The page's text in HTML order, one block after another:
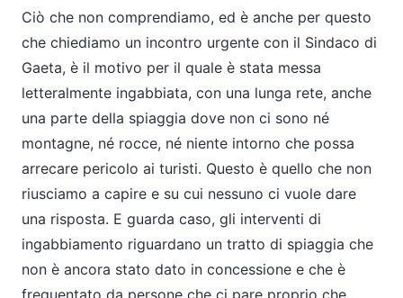
Ciò che non comprendiamo, ed è anche per questo
che chiediamo un incontro urgente con il Sindaco di
Gaeta, è il motivo per il quale è stata messa
letteralmente ingabbiata, con una lunga rete, anche
una parte della spiaggia dove non ci sono né
montagne, né rocce, né niente intorno che possa
arrecare pericolo ai turisti. Questo è quello che non
riusciamo a capire e su cui nessuno ci vuole dare
una risposta. E guarda caso, gli interventi di
ingabbiamento riguardano un tratto di spiaggia che
non è ancora stato dato in concessione e che è
frequentato da persone che ci pare proprio che